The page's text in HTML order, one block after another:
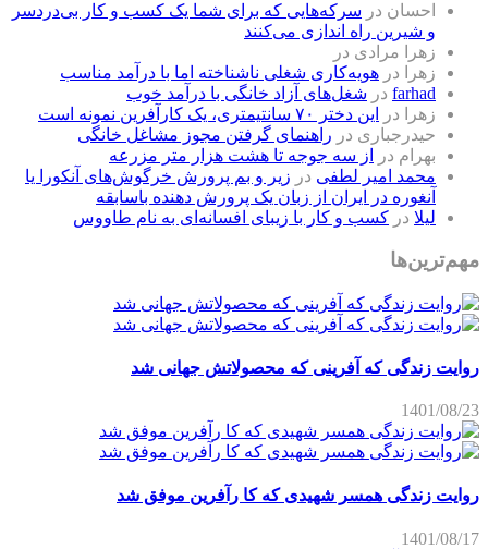
احسان در سرکه‌هایی که برای شما یک کسب و کار بی‌دردسر
و شیرین راه اندازی می‌کنند
زهرا مرادی در
زهرا
در هویه‌کاری شغلی ناشناخته اما با درآمد مناسب
farhad در شغل‌های آزاد خانگی با درآمد خوب
زهرا
در
این دختر ۷۰ سانتیمتری، یک کارآفرین نمونه است
حیدرجباری در راهنمای گرفتن مجوز مشاغل خانگی
بهرام در
از سه جوجه تا هشت هزار متر مزرعه
محمد امیر لطفی در زیر و بم پرورش خرگوش‌های آنکورا یا
آنغوره در ایران از زبان یک پرورش دهنده باسابقه
لیلا در کسب و کار با زیبای افسانه‌ای به نام طاووس
مهم‌ترین‌ها
روایت زندگی که آفرینی که محصولاتش جهانی شد
1401/08/23
روایت زندگی همسر شهیدی که کا رآفرین موفق شد
1401/08/17